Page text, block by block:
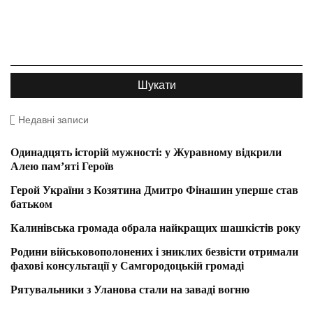
Недавні записи
Одинадцять історій мужності: у Журавному відкрили
Алею пам’яті Героїв
Герой України з Козятина Дмитро Фінашин уперше став
батьком
Калинівська громада обрала найкращих шашкістів року
Родини військовополонених і зниклих безвісти отримали
фахові консультації у Самгородоцькій громаді
Рятувальники з Уланова стали на заваді вогню